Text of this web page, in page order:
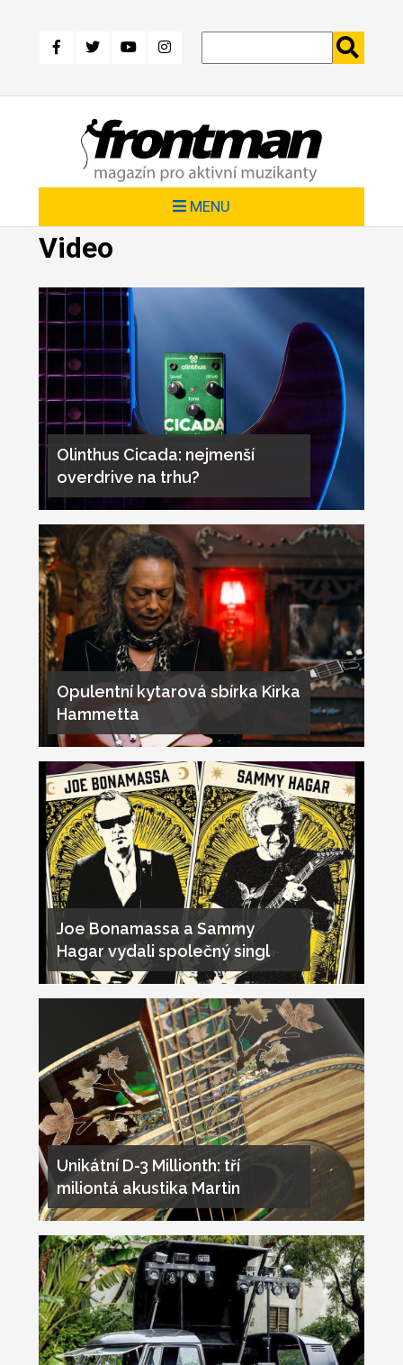
hlavnímu
MENU
Video
Olinthus Cicada: nejmenší
overdrive na trhu?
Opulentní kytarová sbírka Kirka
Hammetta
Joe Bonamassa a Sammy
Hagar vydali společný singl
Unikátní D-3 Millionth: tří
miliontá akustika Martin